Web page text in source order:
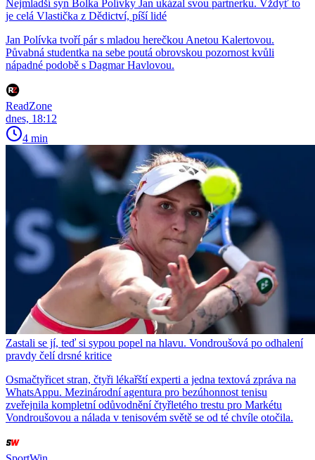
Nejmladší syn Bolka Polívky Jan ukázal svou partnerku. Vždyť to
je celá Vlastička z Dědictví, píší lidé
Jan Polívka tvoří pár s mladou herečkou Anetou Kalertovou.
Půvabná studentka na sebe poutá obrovskou pozornost kvůli
nápadné podobě s Dagmar Havlovou.
ReadZone
dnes, 18:12
4 min
Zastali se jí, teď si sypou popel na hlavu. Vondroušová po odhalení
pravdy čelí drsné kritice
Osmačtyřicet stran, čtyři lékařští experti a jedna textová zpráva na
WhatsAppu. Mezinárodní agentura pro bezúhonnost tenisu
zveřejnila kompletní odůvodnění čtyřletého trestu pro Markétu
Vondroušovou a nálada v tenisovém světě se od té chvíle otočila.